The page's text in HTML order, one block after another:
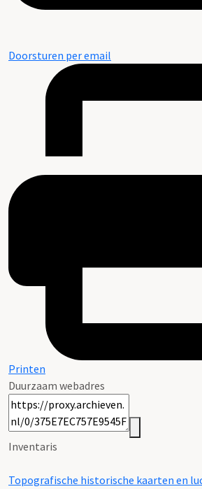
Doorsturen per email
Printen
Duurzaam webadres
Inventaris
Topografische historische kaarten en